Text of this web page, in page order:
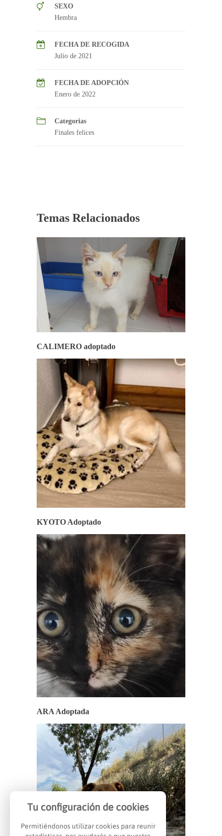
SEXO
Hembra
FECHA DE RECOGIDA
Julio de 2021
FECHA DE ADOPCIÓN
Enero de 2022
Categorias
Finales felices
Temas Relacionados
CALIMERO adoptado
KYOTO Adoptado
ARA Adoptada
Tu configuración de cookies
Permitiéndonos utilizar cookies para reunir